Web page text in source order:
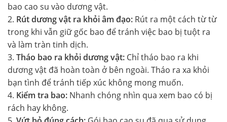
bao cao su vào dương vật.
2. Rút dương vật ra khỏi âm đạo: Rút ra một cách từ từ
trong khi vẫn giữ gốc bao để tránh việc bao bị tuột ra
và làm tràn tinh dịch.
3. Tháo bao ra khỏi dương vật: Chỉ tháo bao ra khi
dương vật đã hoàn toàn ở bên ngoài. Tháo ra xa khỏi
bạn tình để tránh tiếp xúc không mong muốn.
4. Kiểm tra bao: Nhanh chóng nhìn qua xem bao có bị
rách hay không.